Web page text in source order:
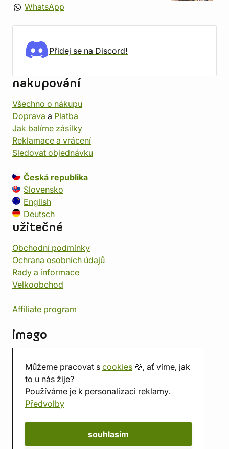
Můžeme pracovat s cookies 🍪, ať víme, jak
to u nás žije?
Používáme je k personalizaci reklamy.
Předvolby
souhlasím
WhatsApp
Přidej se na Discord!
nakupování
Všechno o nákupu
Doprava a Platba
Jak balíme zásilky
Reklamace a vrácení
Sledovat objednávku
Česká republika
Slovensko
English
Deutsch
užitečné
Obchodní podmínky
Ochrana osobních údajů
Rady a informace
Velkoobchod
Affiliate program
imago
Prodejna
Herna
O nás
Hodnocení obchodu